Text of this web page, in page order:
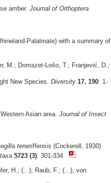
amber. Journal of Orthoptera
Palatinate) with a summary of
M.; Domazet-Lošo, T.; Franjević, D.;
New Species. Diversity 17, 190: 1-
Asian area. Journal of Insect
teneriffensis (Cockerell, 1930)
5723 (3): 301-334
H.; (...); Raub, F.; (...); von